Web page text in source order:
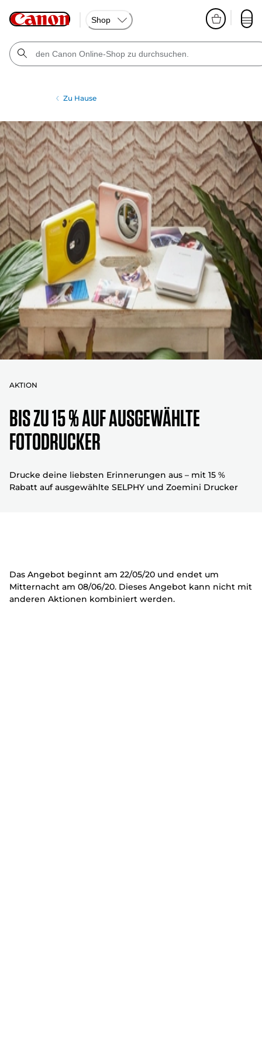
Shop
Zu Hause
AKTION
Bis zu 15 % auf ausgewählte
Fotodrucker
Drucke deine liebsten Erinnerungen aus – mit 15 %
Rabatt auf ausgewählte SELPHY und Zoemini Drucker
Das Angebot beginnt am 22/05/20 und endet um
Mitternacht am 08/06/20. Dieses Angebot kann nicht mit
anderen Aktionen kombiniert werden.